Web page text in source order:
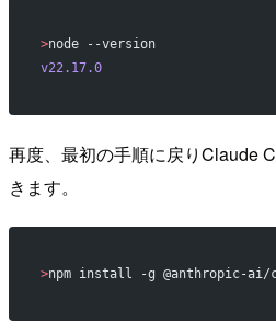
>node --version
v22.17.0
再度、最初の手順に戻りClaude
きます。
>npm install -g @anthropic-ai/